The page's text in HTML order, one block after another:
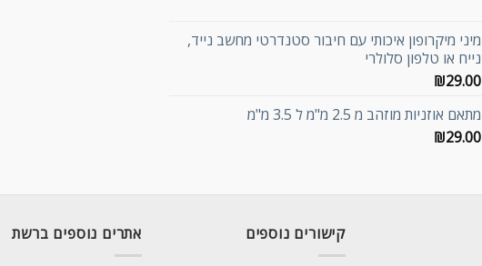
מיני מיקרופון איכותי עם חיבור סטנדרטי מחשב נייד,
נייח או טלפון סלולרי
₪29.00
מתאם אוזניות מוזהב מ 2.5 מ"מ ל 3.5 מ"מ
₪29.00
קישורים נוספים אתרים נוספים ברשת